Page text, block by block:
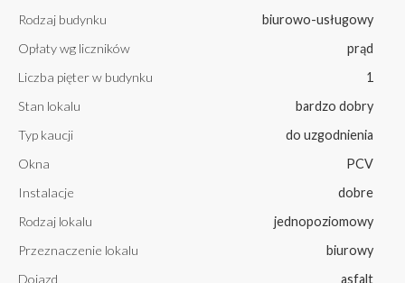
Rodzaj budynku
biurowo-usługowy
Opłaty wg liczników
prąd
Liczba pięter w budynku
1
Stan lokalu
bardzo dobry
Typ kaucji
do uzgodnienia
Okna
PCV
Instalacje
dobre
Rodzaj lokalu
jednopoziomowy
Przeznaczenie lokalu
biurowy
Dojazd
asfalt